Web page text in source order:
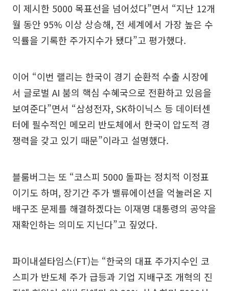
이 제시한 5000 목표선을 넘어섰다”면서 “지난 12개
월 동안 95% 이상 상승해, 전 세계에서 가장 높은 수
익률을 기록한 주가지수가 됐다”고 평가했다.
이어 “이번 랠리는 한국이 경기 순환적 수출 시장에
서 글로벌 AI 붐의 핵심 수혜국으로 전환하고 있음을
보여준다”면서 “삼성전자, SK하이닉스 등 데이터센
터에 필수적인 메모리 반도체에서 한국이 압도적 경
쟁력을 갖고 있기 때문”이라고 설명했다.
블룸버그는 또 “코스피 5000 돌파는 정치적 이정표
이기도 하며, 장기간 주가 밸류에이션을 억눌러온 지
배구조 문제를 해결하겠다는 이재명 대통령의 공약을
재확인하는 의미도 지닌다”고 짚었다.
파이내셜타임스(FT)는 “한국의 대표 주가지수인 코
스피가 반도체 주가 급등과 기업 지배구조 개혁의 진